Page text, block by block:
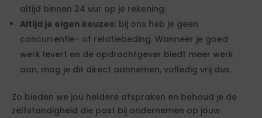
altijd binnen 24 uur op je rekening.
Altijd je eigen keuzes: bij ons heb je geen
concurrentie- of relatiebeding. Wanneer je goed
werk levert en de opdrachtgever biedt meer werk
aan, mag je dit direct aannemen, volledig vrij dus.
Zo bieden we jou heldere afspraken en behoud je de
zelfstandigheid die past bij ondernemen op jouw